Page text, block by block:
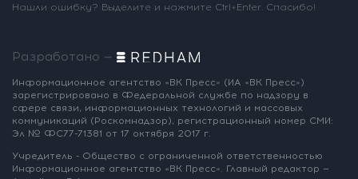
Нашли ошибку? Выделите и нажмите Ctrl+Enter. Спасибо!
Разработано —
Информационное агентство «ВК Пресс» (ИА «ВК Пресс»)
зарегистрировано в Федеральной службе по надзору в
сфере связи, информационных технологий и массовых
коммуникаций (Роскомнадзор), регистрационный номер СМИ:
Эл № ФС77-71381 от 17 октября 2017 г.
Учредитель - Общество с ограниченной ответственностью
Информационное агентство «ВК Пресс». Главный редактор —